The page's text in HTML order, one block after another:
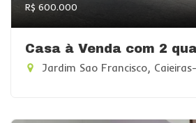
R$ 600.000
Casa à Venda com 2
Jardim Sao Francisco, Caieiras-